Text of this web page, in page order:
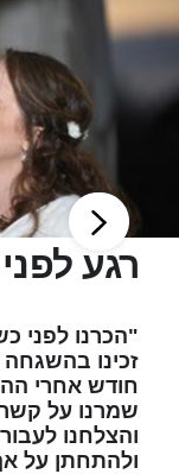
רגע
"הכרנו לפני
זכינו בהשגחה
חודש אחרי
שמרנו על קשר
והצלחנו
ולהתחתן על